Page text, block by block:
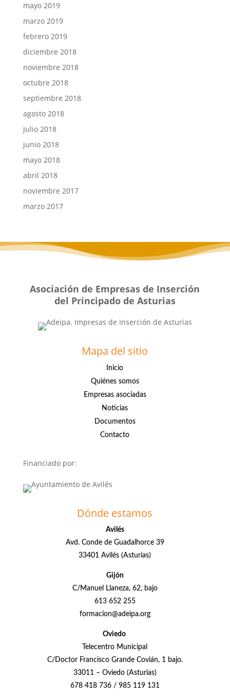
mayo 2019
marzo 2019
febrero 2019
diciembre 2018
noviembre 2018
octubre 2018
septiembre 2018
agosto 2018
julio 2018
junio 2018
mayo 2018
abril 2018
noviembre 2017
marzo 2017
Asociación de Empresas de Inserción
del Principado de Asturias
Mapa del sitio
Inicio
Quiénes somos
Empresas asociadas
Noticias
Documentos
Contacto
Financiado por:
Dónde estamos
Avilés
Avd. Conde de Guadalhorce 39
33401 Avilés (Asturias)
Gijón
C/Manuel Llaneza, 62, bajo
613 652 255
formacion@adeipa.org
Oviedo
Telecentro Municipal
C/Doctor Francisco Grande Covián, 1 bajo.
33011 – Oviedo (Asturias)
678 418 736 / 985 119 131